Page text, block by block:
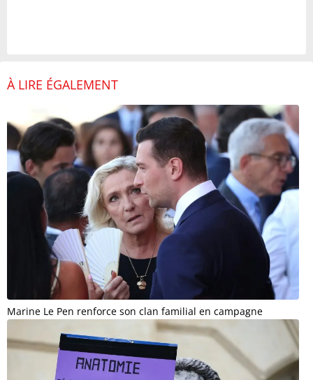
À LIRE ÉGALEMENT
Marine Le Pen renforce son clan familial en campagne